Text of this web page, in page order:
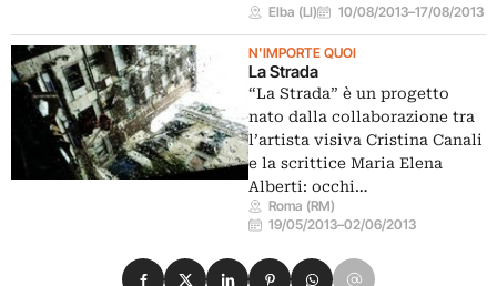
Elba (LI) 10/08/2013–17/08/2013
N'IMPORTE QUOI
La Strada
“La Strada” è un progetto
nato dalla collaborazione tra
l’artista visiva Cristina Canali
e la scrittice Maria Elena
Alberti: occhi…
Roma (RM)
19/05/2013–02/06/2013
Condividi su Facebook
Condividi su X
Condividi su LinkedIn
Condividi su Pinterest
Condividi su WhatsApp
Condividi su Email